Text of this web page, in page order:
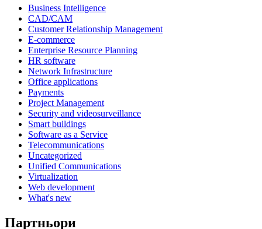
Business Intelligence
CAD/CAM
Customer Relationship Management
E-commerce
Enterprise Resource Planning
HR software
Network Infrastructure
Office applications
Payments
Project Management
Security and videosurveillance
Smart buildings
Software as a Service
Telecommunications
Uncategorized
Unified Communications
Virtualization
Web development
What's new
Партньори